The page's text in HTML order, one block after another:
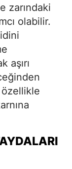
zarındaki
olabilir.
aşırı